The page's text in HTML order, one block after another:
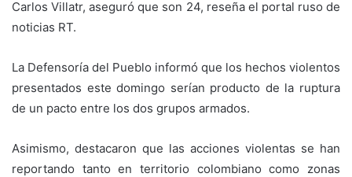
Carlos Villatr, aseguró que son 24, reseña el portal ruso de
noticias RT.
La Defensoría del Pueblo informó que los hechos violentos
presentados este domingo serían producto de la ruptura
de un pacto entre los dos grupos armados.
Asimismo, destacaron que las acciones violentas se han
reportando tanto en territorio colombiano como zonas